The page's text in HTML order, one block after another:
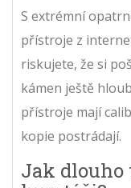
S extrémní
přístroje z
riskujete, že si
kámen ještě
přístroje mají
kopie postrádají.
Jak dlouho